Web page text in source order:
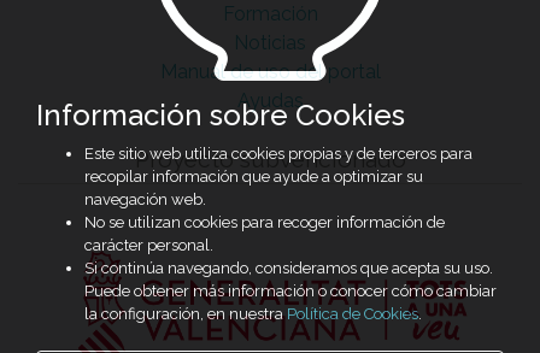
Formación
Noticias
Manual de uso del portal
Ayudas
Proyecto subvencionado
Información sobre Cookies
Este sitio web utiliza cookies propias y de terceros para
recopilar información que ayude a optimizar su
navegación web.
No se utilizan cookies para recoger información de
carácter personal.
Si continúa navegando, consideramos que acepta su uso.
Puede obtener más información o conocer cómo cambiar
la configuración, en nuestra Política de Cookies.